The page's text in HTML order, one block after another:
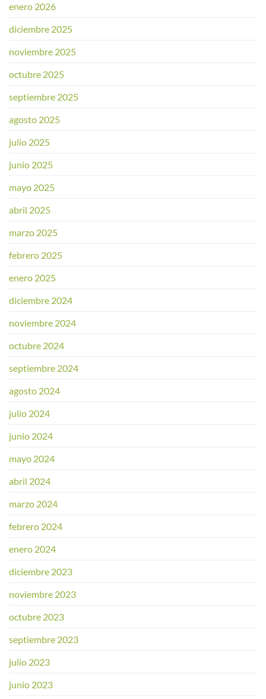
enero 2026
diciembre 2025
noviembre 2025
octubre 2025
septiembre 2025
agosto 2025
julio 2025
junio 2025
mayo 2025
abril 2025
marzo 2025
febrero 2025
enero 2025
diciembre 2024
noviembre 2024
octubre 2024
septiembre 2024
agosto 2024
julio 2024
junio 2024
mayo 2024
abril 2024
marzo 2024
febrero 2024
enero 2024
diciembre 2023
noviembre 2023
octubre 2023
septiembre 2023
julio 2023
junio 2023